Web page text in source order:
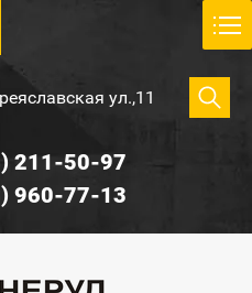
ул.,11
211-50-97
960-77-13